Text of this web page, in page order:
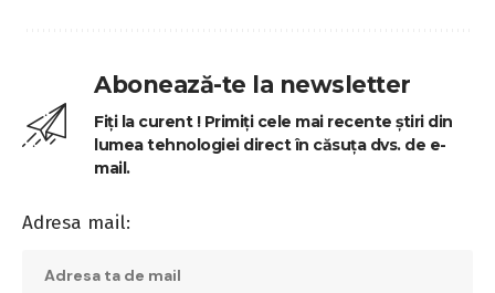
Abonează-te la newsletter
Fiți la curent ! Primiți cele mai recente știri din
lumea tehnologiei direct în căsuța dvs. de e-
mail.
Adresa mail: